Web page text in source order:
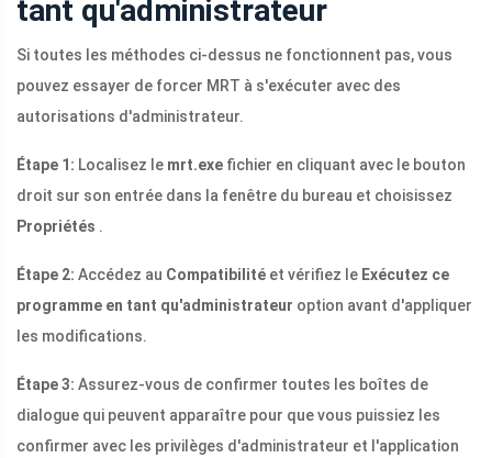
tant qu'administrateur
Si toutes les méthodes ci-dessus ne fonctionnent pas, vous
pouvez essayer de forcer MRT à s'exécuter avec des
autorisations d'administrateur.
Étape 1: Localisez le mrt.exe fichier en cliquant avec le bouton
droit sur son entrée dans la fenêtre du bureau et choisissez
Propriétés .
Étape 2: Accédez au Compatibilité et vérifiez le Exécutez ce
programme en tant qu'administrateur option avant d'appliquer
les modifications.
Étape 3: Assurez-vous de confirmer toutes les boîtes de
dialogue qui peuvent apparaître pour que vous puissiez les
confirmer avec les privilèges d'administrateur et l'application